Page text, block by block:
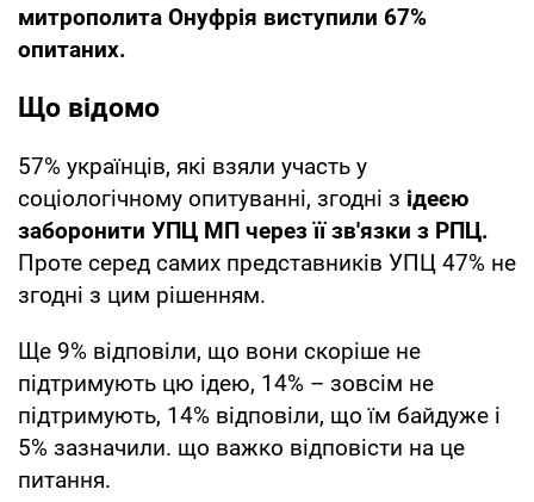
митрополита Онуфрія виступили 67%
опитаних.
Що відомо
57% українців, які взяли участь у
соціологічному опитуванні, згодні з ідеєю
заборонити УПЦ МП через її зв'язки з РПЦ.
Проте серед самих представників УПЦ 47% не
згодні з цим рішенням.
Ще 9% відповіли, що вони скоріше не
підтримують цю ідею, 14% – зовсім не
підтримують, 14% відповіли, що їм байдуже і
5% зазначили. що важко відповісти на це
питання.